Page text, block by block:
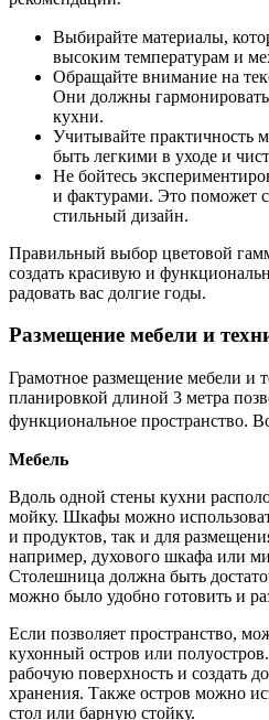
Выбирайте материалы,
высоким температурам и
Обращайте внимание на
Они должны
кухни.
Учитывайте практичность
быть легкими в уходе и
Не бойтесь
и фактурами. Это поможет
стильный дизайн.
Правильный выбор цветовой
создать красивую и
радовать вас долгие годы.
Размещение мебели и
Грамотное размещение мебели и
планировкой длиной 3 метра
функциональное пространство.
Мебель
Вдоль одной стены кухни
мойку. Шкафы можно
и продуктов, так и для
например, духового шкафа или
Столешница должна быть
можно было удобно готовить и
Если позволяет пространство,
кухонный остров или
рабочую поверхность и создать
хранения. Также остров можно
стол или барную стойку.